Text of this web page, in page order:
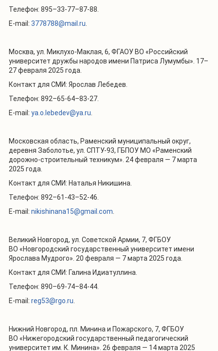
Телефон: 895–33-77–87-88.
E-mail: 3778788@mail.ru
Москва, ул. Миклухо-Маклая, 6, ФГАОУ ВО «Российский
университет дружбы народов имени Патриса Лумумбы». 17–
27 февраля 2025 года.
Контакт для СМИ: Ярослав Лебедев.
Телефон: 892–65-64–83-27.
E-mail: ya.o.lebedev@ya.ru
Московская область, Раменский муниципальный округ,
деревня Заболотье, ул. СПТУ-93, ГБПОУ МО «Раменский
дорожно-строительный техникум». 24 февраля — 7 марта
2025 года.
Контакт для СМИ: Наталья Никишина.
Телефон: 892–61-43–52-46.
E-mail: nikishinana15@gmail.com
Великий Новгород, ул. Советской Армии, 7, ФГБОУ
ВО «Новгородский государственный университет имени
Ярослава Мудрого». 20 февраля — 7 марта 2025 года.
Контакт для СМИ: Галина Идиатуллина.
Телефон: 890–69-74–84-44.
E-mail: reg53@rgo.ru
Нижний Новгород, пл. Минина и Пожарского, 7, ФГБОУ
ВО «Нижегородский государственный педагогический
университет им. К. Минина». 26 февраля — 14 марта 2025